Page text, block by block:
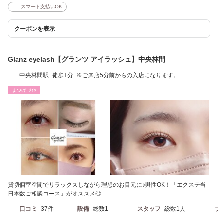
スマート支払いOK
クーポンを表示
Glanz eyelash【グランツ アイラッシュ】中央林間
中央林間駅 徒歩1分 ※ご来店5分前からの入店になります。
まつげ･ﾒｲｸ
貸切個室空間でリラックスしながら理想のお目元に♪男性OK！「エクステ当
日本数ご相談コース」がオススメ◎
口コミ 37件 設備 総数1 スタッフ 総数1人